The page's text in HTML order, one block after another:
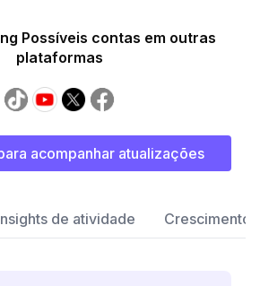
Possíveis contas em outras
plataformas
acompanhar atualizações
de atividade Crescimento